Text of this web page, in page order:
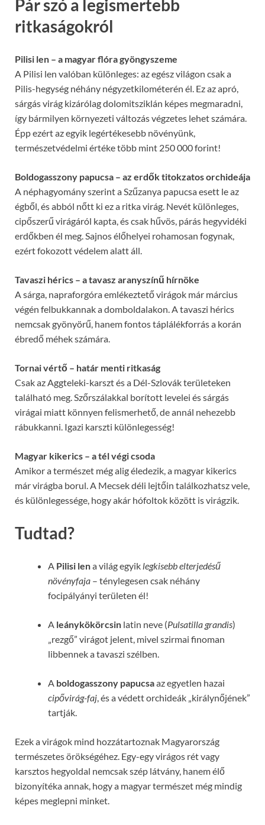
Pár szó a legismertebb
ritkaságokról
Pilisi len – a magyar flóra gyöngyszeme
A Pilisi len valóban különleges: az egész világon csak a
Pilis-hegység néhány négyzetkilométerén él. Ez az apró,
sárgás virág kizárólag dolomitsziklán képes megmaradni,
így bármilyen környezeti változás végzetes lehet számára.
Épp ezért az egyik legértékesebb növényünk,
természetvédelmi értéke több mint 250 000 forint!
Boldogasszony papucsa – az erdők titokzatos orchideája
A néphagyomány szerint a Szűzanya papucsa esett le az
égből, és abból nőtt ki ez a ritka virág. Nevét különleges,
cipőszerű virágáról kapta, és csak hűvös, párás hegyvidéki
erdőkben él meg. Sajnos élőhelyei rohamosan fogynak,
ezért fokozott védelem alatt áll.
Tavaszi hérics – a tavasz aranyszínű hírnöke
A sárga, napraforgóra emlékeztető virágok már március
végén felbukkannak a domboldalakon. A tavaszi hérics
nemcsak gyönyörű, hanem fontos táplálékforrás a korán
ébredő méhek számára.
Tornai vértő – határ menti ritkaság
Csak az Aggteleki-karszt és a Dél-Szlovák területeken
található meg. Szőrszálakkal borított levelei és sárgás
virágai miatt könnyen felismerhető, de annál nehezebb
rábukkanni. Igazi karszti különlegesség!
Magyar kikerics – a tél végi csoda
Amikor a természet még alig éledezik, a magyar kikerics
már virágba borul. A Mecsek déli lejtőin találkozhatsz vele,
és különlegessége, hogy akár hófoltok között is virágzik.
Tudtad?
A Pilisi lena világ egyik legkisebb elterjedésű
növényfaja – ténylegesen csak néhány
focipályányi területen él!
A leánykökörcsin latin neve (Pulsatilla grandis)
„rezgő” virágot jelent, mivel szirmai finoman
libbennek a tavaszi szélben.
A boldogasszony papucsaaz egyetlen hazai
cipővirág-faj, és a védett orchideák „királynőjének”
tartják.
Ezek a virágok mind hozzátartoznak Magyarország
természetes örökségéhez. Egy-egy virágos rét vagy
karsztos hegyoldal nemcsak szép látvány, hanem élő
bizonyítéka annak, hogy a magyar természet még mindig
képes meglepni minket.